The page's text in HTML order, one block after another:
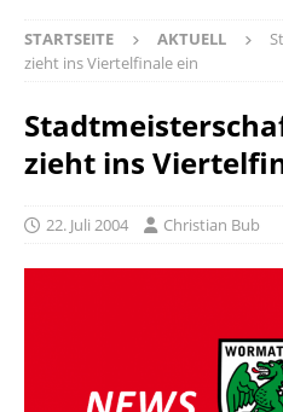
STARTSEITE AKTUELL
zieht ins Viertelfinale ein
zieht ins
22. Juli 2004 Christian Bub